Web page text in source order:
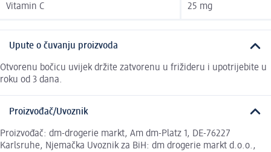
Vitamin C 25 mg
Upute o čuvanju proizvoda
Otvorenu bočicu uvijek držite zatvorenu u frižideru i upotrijebite u
roku od 3 dana.
Proizvođač/Uvoznik
Proizvođač: dm-drogerie markt, Am dm-Platz 1, DE-76227
Karlsruhe, Njemačka Uvoznik za BiH: dm drogerie markt d.o.o.,